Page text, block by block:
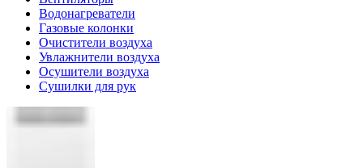
Водонагреватели
Газовые колонки
Очистители воздуха
Увлажнители воздуха
Осушители воздуха
Сушилки для рук